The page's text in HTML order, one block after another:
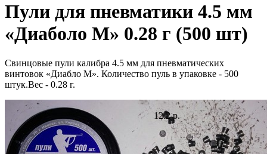
Пули для пневматики 4.5 мм
«Диаболо М» 0.28 г (500 шт)
Свинцовые пули калибра 4.5 мм для пневматических
винтовок «Диабло М». Количество пуль в упаковке - 500
штук.Вес - 0.28 г.
12.2 р.